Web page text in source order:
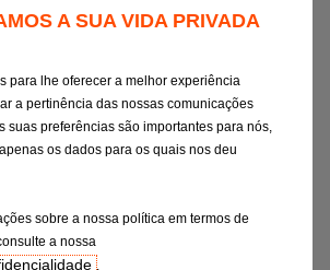
um destes canais, aceito o
de Consentimento
de retirar o meu
em qualquer altura
rights@eurorepar.com
consentimento não deverá
anterior à sua
A SUA VIDA PRIVADA
para lhe oferecer a melhor experiência
a pertinência das nossas comunicações
suas preferências são importantes para nós,
os dados para os quais nos deu
sobre a nossa política em termos de
a nossa
.